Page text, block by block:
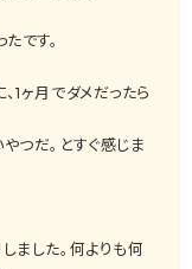
です。
1ヶ月でダメだったら
つだ。とすぐ感じま
ました。何よりも何